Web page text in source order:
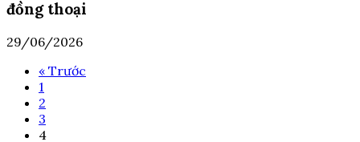
đồng thoại
29/06/2026
« Trước
1
2
3
4